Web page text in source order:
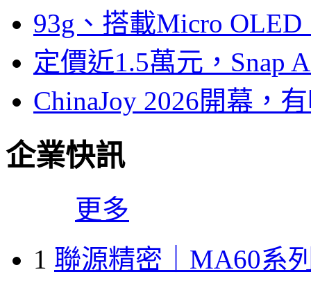
93g、搭載Micro
定價近1.5萬元，Snap
ChinaJoy 2026開幕，
企業快訊
更多
1 聯源精密｜MA60系